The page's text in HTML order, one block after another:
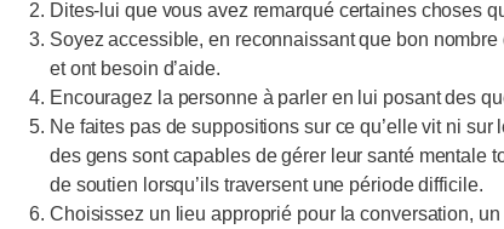
Dites-lui que vous avez remarqué certaines choses
Soyez accessible, en reconnaissant que bon
et ont besoin d’aide.
Encouragez la personne à parler en lui posant des
Ne faites pas de suppositions sur ce qu’elle vit ni
des gens sont capables de gérer leur santé mentale
de soutien lorsqu’ils traversent une période difficile.
Choisissez un lieu approprié pour la conversation,